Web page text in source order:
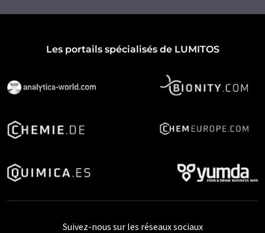
Les portails spécialisés de LUMITOS
Suivez-nous sur les réseaux sociaux